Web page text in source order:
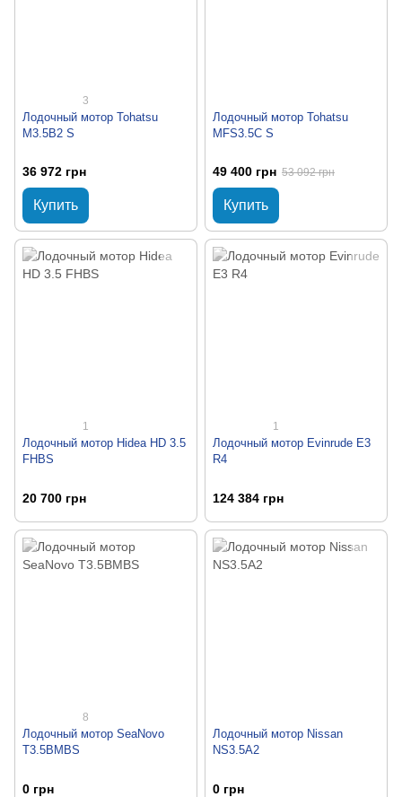
3
Лодочный мотор Tohatsu
M3.5B2 S
36 972 грн
Купить
Лодочный мотор Tohatsu
MFS3.5C S
49 400 грн 53 092 грн
Купить
1
Лодочный мотор Hidea HD 3.5
FHBS
20 700 грн
1
Лодочный мотор Evinrude E3
R4
124 384 грн
8
Лодочный мотор SeaNovo
T3.5BMBS
0 грн
Лодочный мотор Nissan
NS3.5A2
0 грн